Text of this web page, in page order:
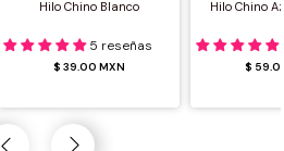
Hilo Chino Blanco
5 reseñas
$ 39.00 MXN
Hilo Chino
$